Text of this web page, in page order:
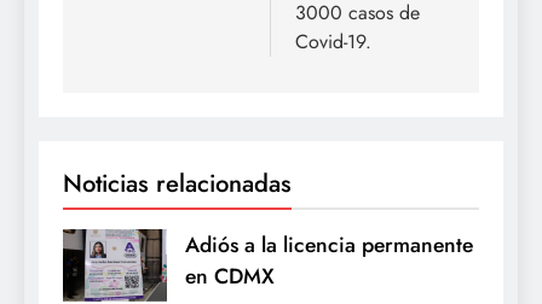
3000 casos de
Covid-19.
Noticias relacionadas
Adiós a la licencia permanente
en CDMX